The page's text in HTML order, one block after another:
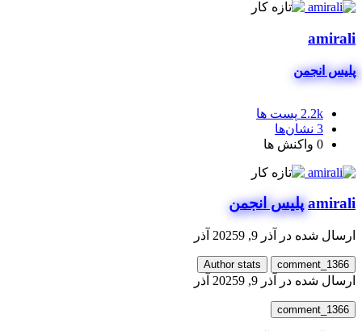
amirali
پلیس انجمن
2.2k پست ها
3 نشان‌ها
0 واکنش ها
amirali پلیس انجمن
ارسال شده در آذر 9, 2025 9 آذر
comment_1366
Author stats
ارسال شده در آذر 9, 2025 9 آذر
comment_1366